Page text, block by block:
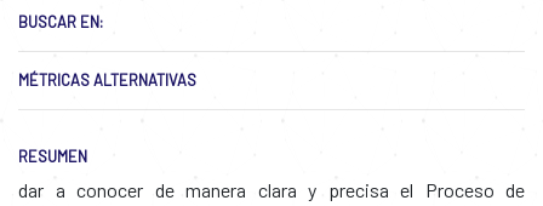
BUSCAR EN:
MÉTRICAS ALTERNATIVAS
RESUMEN
dar a conocer de manera clara y precisa el Proceso de